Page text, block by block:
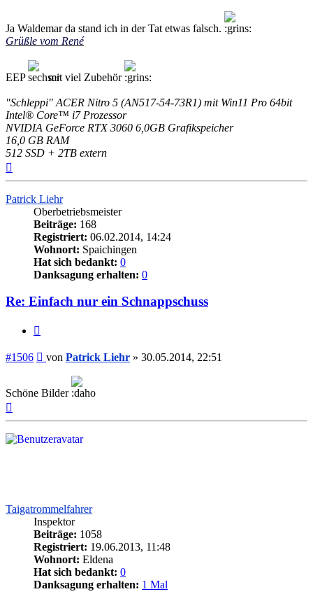
Ja Waldemar da stand ich in der Tat etwas falsch.
Grüßle vom René
EEP mit viel Zubehör
"Schleppi" ACER Nitro 5 (AN517-54-73R1) mit Win11 Pro 64bit
Intel® Core™ i7 Prozessor
NVIDIA GeForce RTX 3060 6,0GB Grafikspeicher
16,0 GB RAM
512 SSD + 2TB extern
Patrick Liehr
Oberbetriebsmeister
Beiträge: 168
Registriert: 06.02.2014, 14:24
Wohnort: Spaichingen
Hat sich bedankt: 0
Danksagung erhalten: 0
Re: Einfach nur ein Schnappschuss
#1506 Beitrag
von Patrick Liehr » 30.05.2014, 22:51
Schöne Bilder
Taigatrommelfahrer
Inspektor
Beiträge: 1058
Registriert: 19.06.2013, 11:48
Wohnort: Eldena
Hat sich bedankt: 0
Danksagung erhalten: 1 Mal